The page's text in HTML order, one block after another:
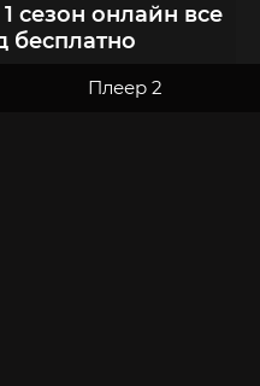
сезон онлайн все
бесплатно
Плеер 2